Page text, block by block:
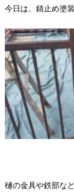
今日は、錆止め塗装
樋の金具や鉄部な